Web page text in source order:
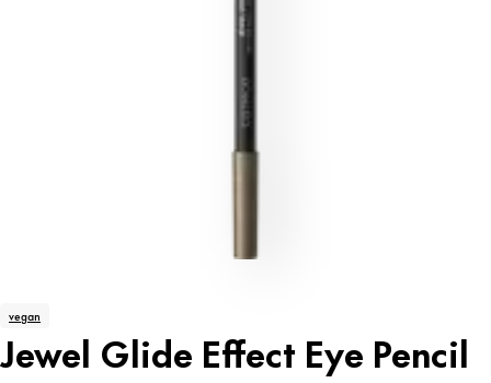
vegan
Jewel Glide Effect Eye Pencil